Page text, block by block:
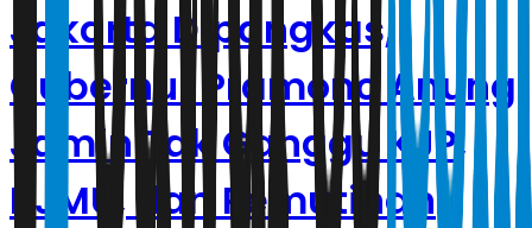
Jakarta Dipangkas,
Gubernur Pramono Anung
Jamin Tak Ganggu KJP,
KJMU, dan Pemutihan